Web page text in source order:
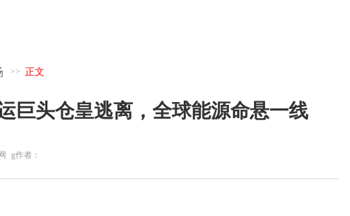
>> 正文
巨头仓皇逃离，全球能源命悬一线
g作者：